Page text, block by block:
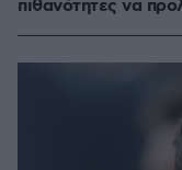
πιθανότητες να